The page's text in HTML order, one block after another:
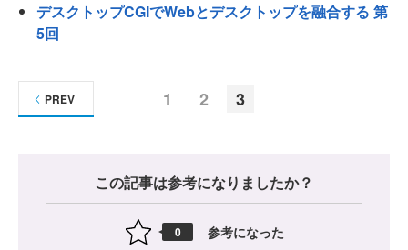
デスクトップCGIでWebとデスクトップを融合する 第
5回
1 2 3
PREV
この記事は参考になりましたか？
0 参考になった